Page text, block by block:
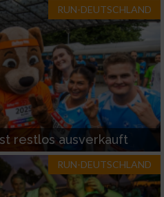
RUN-DEUTSCHLAND
restlos ausverkauft
RUN-DEUTSCHLAND